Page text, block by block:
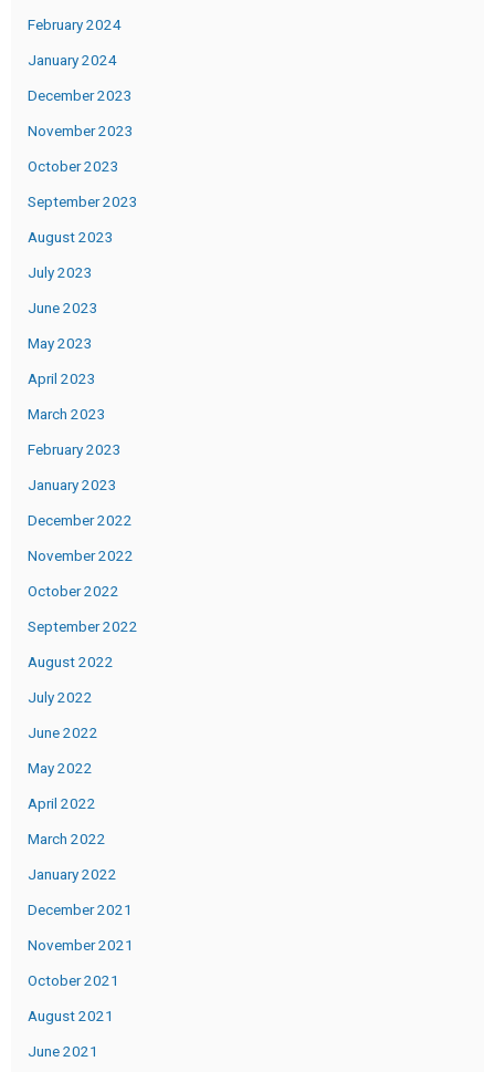
February 2024
January 2024
December 2023
November 2023
October 2023
September 2023
August 2023
July 2023
June 2023
May 2023
April 2023
March 2023
February 2023
January 2023
December 2022
November 2022
October 2022
September 2022
August 2022
July 2022
June 2022
May 2022
April 2022
March 2022
January 2022
December 2021
November 2021
October 2021
August 2021
June 2021